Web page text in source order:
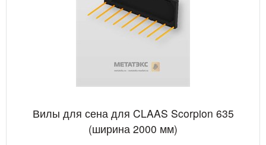
Вилы для сена для CLAAS Scorpion 635
(ширина 2000 мм)